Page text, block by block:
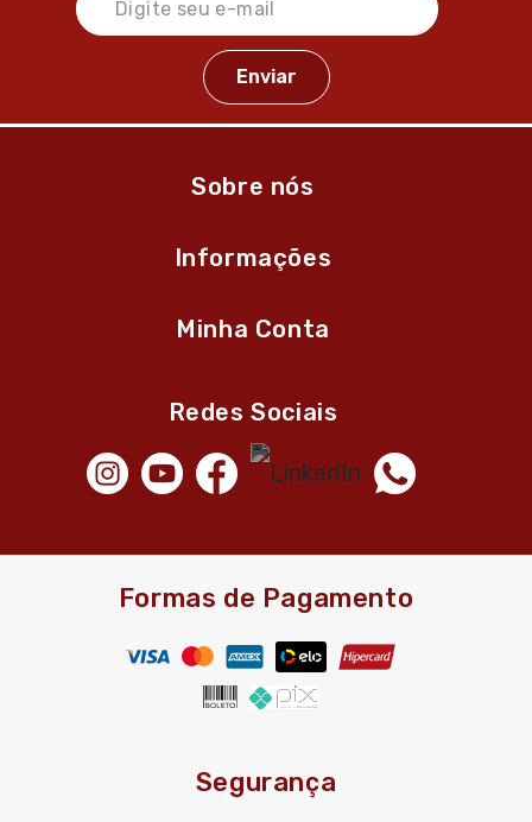
Sobre nós
Informações
Minha Conta
Redes Sociais
Formas de Pagamento
Segurança